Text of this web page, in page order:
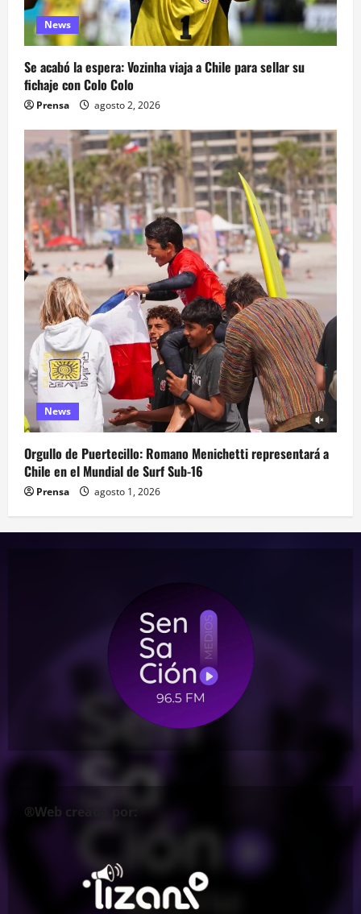
News
Se acabó la espera: Vozinha viaja a Chile para sellar su
fichaje con Colo Colo
Prensa agosto 2, 2026
News
Orgullo de Puertecillo: Romano Menichetti representará a
Chile en el Mundial de Surf Sub-16
Prensa agosto 1, 2026
®Web creada por: